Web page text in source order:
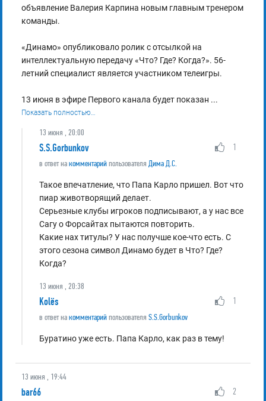
объявление Валерия Карпина новым главным тренером
команды.
«Динамо» опубликовало ролик с отсылкой на
интеллектуальную передачу «Что? Где? Когда?». 56-
летний специалист является участником телеигры.
13 июня в эфире Первого канала будет показан ...
Показать полностью…
13 июня , 20:00
S.S.Gorbunkov 1
в ответ накомментарий пользователяДима Д.С.
Такое впечатление, что Папа Карло пришел. Вот что
пиар животворящий делает.
Серьезные клубы игроков подписывают, а у нас все
Сагу о Форсайтах пытаются повторить.
Какие нах титулы? У нас получше кое-что есть. С
этого сезона символ Динамо будет в Что? Где?
Когда?
13 июня , 20:38
Kolёs 1
в ответ накомментарий пользователяS.S.Gorbunkov
Буратино уже есть. Папа Карло, как раз в тему!
13 июня , 19:44
bar66 2